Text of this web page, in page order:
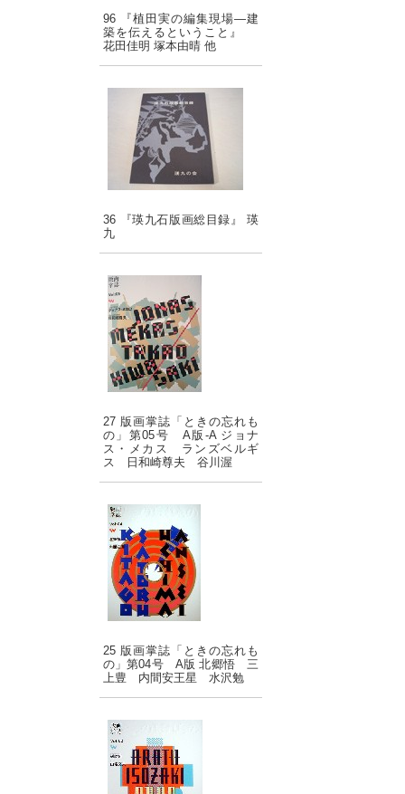
96 『植田実の編集現場―建
築を伝えるということ』
花田佳明 塚本由晴 他
36 『瑛九石版画総目録』 瑛
九
27 版画掌誌「ときの忘れも
の」第05号 A版-A ジョナ
ス・メカス ランズベルギ
ス 日和崎尊夫 谷川渥
25 版画掌誌「ときの忘れも
の」第04号 A版 北郷悟 三
上豊 内間安王星 水沢勉